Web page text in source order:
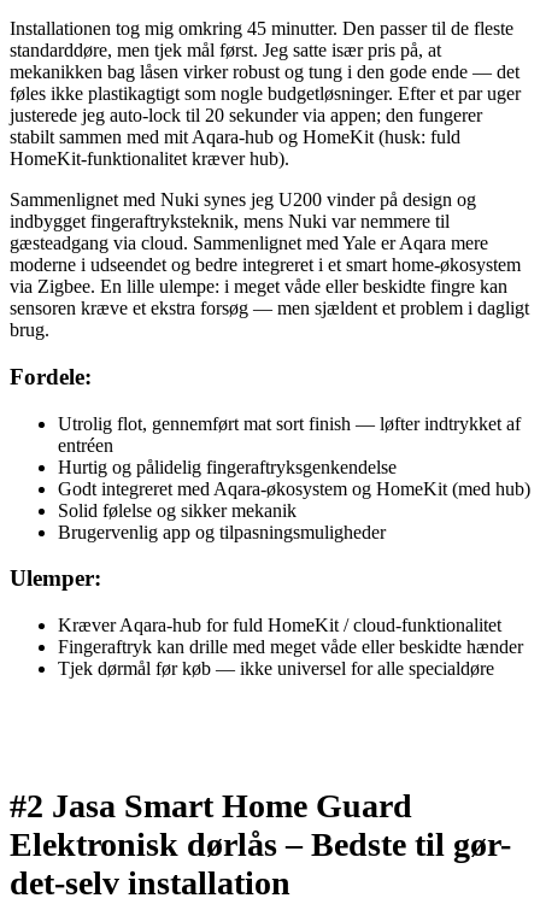
Installationen tog mig omkring 45 minutter. Den passer til de fleste
standarddøre, men tjek mål først. Jeg satte især pris på, at
mekanikken bag låsen virker robust og tung i den gode ende — det
føles ikke plastikagtigt som nogle budgetløsninger. Efter et par uger
justerede jeg auto-lock til 20 sekunder via appen; den fungerer
stabilt sammen med mit Aqara-hub og HomeKit (husk: fuld
HomeKit-funktionalitet kræver hub).
Sammenlignet med Nuki synes jeg U200 vinder på design og
indbygget fingeraftryksteknik, mens Nuki var nemmere til
gæsteadgang via cloud. Sammenlignet med Yale er Aqara mere
moderne i udseendet og bedre integreret i et smart home-økosystem
via Zigbee. En lille ulempe: i meget våde eller beskidte fingre kan
sensoren kræve et ekstra forsøg — men sjældent et problem i dagligt
brug.
Fordele:
Utrolig flot, gennemført mat sort finish — løfter indtrykket af
entréen
Hurtig og pålidelig fingeraftryksgenkendelse
Godt integreret med Aqara-økosystem og HomeKit (med hub)
Solid følelse og sikker mekanik
Brugervenlig app og tilpasningsmuligheder
Ulemper:
Kræver Aqara-hub for fuld HomeKit / cloud-funktionalitet
Fingeraftryk kan drille med meget våde eller beskidte hænder
Tjek dørmål før køb — ikke universel for alle specialdøre
#2 Jasa Smart Home Guard
Elektronisk dørlås –Bedste til gør-
det-selv installation